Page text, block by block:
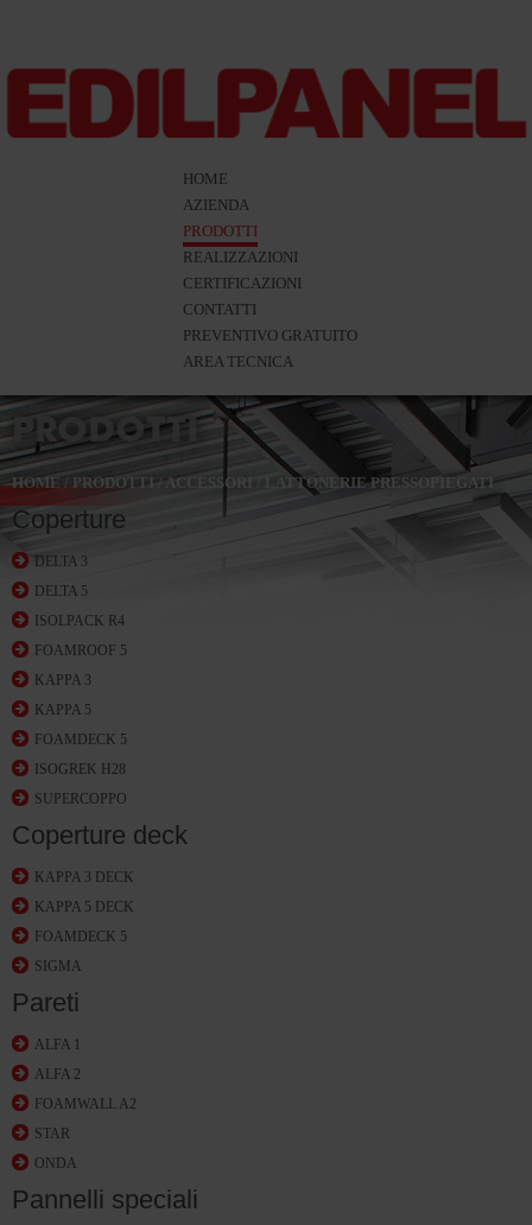
HOME
AZIENDA
PRODOTTI
REALIZZAZIONI
CERTIFICAZIONI
CONTATTI
PREVENTIVO GRATUITO
AREA TECNICA
PRODOTTI
HOME/ PRODOTTI / ACCESSORI LATTONERIE PRESSOPIEGATI
Coperture
DELTA 3
DELTA 5
ISOLPACK R4
FOAMROOF 5
KAPPA 3
KAPPA 5
FOAMDECK 5
ISOGREK H28
SUPERCOPPO
Coperture deck
KAPPA 3 DECK
KAPPA 5 DECK
FOAMDECK 5
SIGMA
Pareti
ALFA 1
ALFA 2
FOAMWALL A2
STAR
ONDA
Pannelli speciali